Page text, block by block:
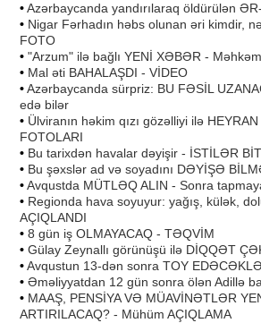
•Azərbaycanda yandırılaraq öldürülən
• Nigar Fərhadın həbs olunan əri kimdir,
FOTO
• "Arzum" ilə bağlı YENİ XƏBƏR -
• Mal əti BAHALAŞDI - VİDEO
•Azərbaycanda sürpriz: BU FƏSİL
edə bilər
• Ülviranın həkim qızı gözəlliyi ilə
FOTOLARI
• Bu tarixdən havalar dəyişir - İSTİLƏR
• Bu şəxslər ad və soyadını DƏYİŞƏ
•Avqustda MÜTLƏQ ALIN - Sonra
• Regionda hava soyuyur: yağış, külək,
AÇIQLANDI
• 8 gün iş OLMAYACAQ - TƏQVİM
• Gülay Zeynallı görünüşü ilə DİQQƏT
•Avqustun 13-dən sonra TOY
• Əməliyyatdan 12 gün sonra ölən Adillə
• MAAŞ, PENSİYA VƏ MÜAVİNƏTLƏR
ARTIRILACAQ? - Mühüm AÇIQLAMA